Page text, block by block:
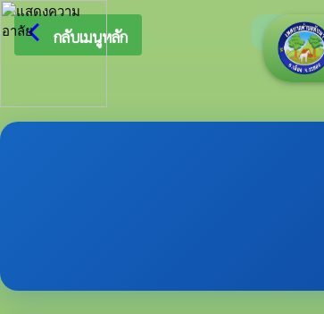
arrow_back_ios กลับเมนูหลัก